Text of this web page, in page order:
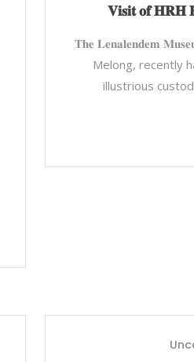
𝐕𝐢𝐬𝐢𝐭 𝐨𝐟 𝐇𝐑𝐇
𝐓𝐡𝐞 𝐋𝐞𝐧𝐚𝐥𝐞𝐧𝐝𝐞𝐦
Melong, recently
illustrious